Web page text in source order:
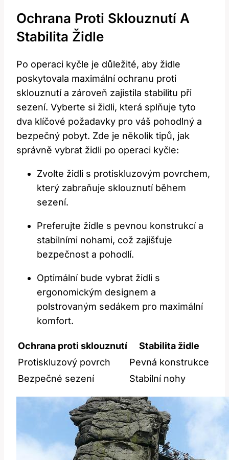
Ochrana Proti Sklouznutí A
Stabilita Židle
Po operaci kyčle je důležité, aby židle
poskytovala maximální ochranu proti
sklouznutí a zároveň zajistila stabilitu při
sezení. Vyberte si židli, která splňuje tyto
dva klíčové požadavky pro váš pohodlný a
bezpečný pobyt. Zde je několik tipů, jak
správně vybrat židli po operaci kyčle:
Zvolte židli s protiskluzovým povrchem,
který zabraňuje sklouznutí během
sezení.
Preferujte židle s pevnou konstrukcí a
stabilními nohami, což zajišťuje
bezpečnost a pohodlí.
Optimální bude vybrat židli s
ergonomickým designem a
polstrovaným sedákem pro maximální
komfort.
Ochrana proti sklouznutí
Stabilita židle
Protiskluzový povrch
Pevná konstrukce
Bezpečné sezení
Stabilní nohy